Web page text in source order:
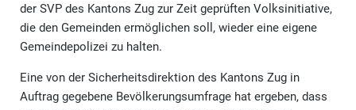
der SVP des Kantons Zug zur Zeit geprüften Volksinitiative,
die den Gemeinden ermöglichen soll, wieder eine eigene
Gemeindepolizei zu halten.
Eine von der Sicherheitsdirektion des Kantons Zug in
Auftrag gegebene Bevölkerungsumfrage hat ergeben, dass